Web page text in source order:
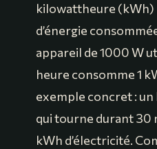
kilowattheure (kWh)
d’énergie
appareil de 1000 W
heure consomme 1
exemple concret : un
qui tourne durant 30
kWh d’électricité.